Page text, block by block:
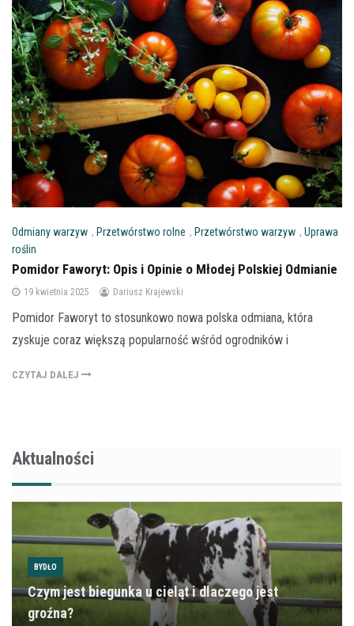
Odmiany warzyw , Przetwórstwo rolne , Przetwórstwo warzyw , Uprawa
roślin
Pomidor Faworyt: Opis i Opinie o Młodej Polskiej Odmianie
19 kwietnia 2025 Dariusz Krajewski
Pomidor Faworyt to stosunkowo nowa polska odmiana, która
zyskuje coraz większą popularność wśród ogrodników i
CZYTAJ DALEJ
Aktualności
BYDŁO
Czym jest biegunka u cieląt i dlaczego jest
groźna?